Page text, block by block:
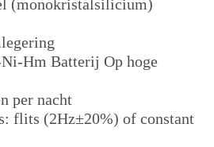
(monokristalsilicium)
Hm Batterij Op hoge
per nacht
flits (2Hz±20%) of constant